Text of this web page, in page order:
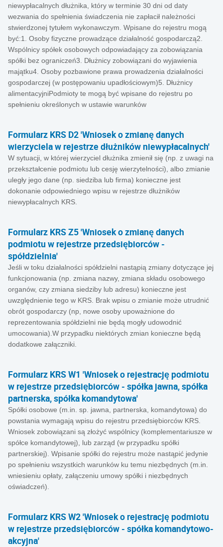
niewypłacalnych dłużnika, który w terminie 30 dni od daty
wezwania do spełnienia świadczenia nie zapłacił należności
stwierdzonej tytułem wykonawczym. Wpisane do rejestru mogą
być:1. Osoby fizyczne prowadzące działalność gospodarczą2.
Wspólnicy spółek osobowych odpowiadający za zobowiązania
spółki bez ograniczeń3. Dłużnicy zobowiązani do wyjawienia
majątku4. Osoby pozbawione prawa prowadzenia działalności
gospodarczej (w postępowaniu upadłościowym)5. Dłużnicy
alimentacyjniPodmioty te mogą być wpisane do rejestru po
spełnieniu określonych w ustawie warunków
Formularz KRS D2 'Wniosek o zmianę danych
wierzyciela w rejestrze dłużników niewypłacalnych'
W sytuacji, w której wierzyciel dłużnika zmienił się (np. z uwagi na
przekształcenie podmiotu lub cesję wierzytelności), albo zmianie
uległy jego dane (np. siedziba lub firma) konieczne jest
dokonanie odpowiedniego wpisu w rejestrze dłużników
niewypłacalnych KRS.
Formularz KRS Z5 'Wniosek o zmianę danych
podmiotu w rejestrze przedsiębiorców -
spółdzielnia'
Jeśli w toku działalności spółdzielni nastąpią zmiany dotyczące jej
funkcjonowania (np. zmiana nazwy, zmiana składu osobowego
organów, czy zmiana siedziby lub adresu) konieczne jest
uwzględnienie tego w KRS. Brak wpisu o zmianie może utrudnić
obrót gospodarczy (np, nowe osoby upoważnione do
reprezentowania spółdzielni nie będą mogły udowodnić
umocowania).W przypadku niektórych zmian konieczne będą
dodatkowe załączniki.
Formularz KRS W1 'Wniosek o rejestrację podmiotu
w rejestrze przedsiębiorców - spółka jawna, spółka
partnerska, spółka komandytowa'
Spółki osobowe (m.in. sp. jawna, partnerska, komandytowa) do
powstania wymagają wpisu do rejestru przedsiębiorców KRS.
Wniosek zobowiązani są złożyć wspólnicy (komplementariusze w
spółce komandytowej), lub zarząd (w przypadku spółki
partnerskiej). Wpisanie spółki do rejestru może nastąpić jedynie
po spełnieniu wszystkich warunków ku temu niezbędnych (m.in.
wniesieniu opłaty, załączeniu umowy spółki i niezbędnych
oświadczeń).
Formularz KRS W2 'Wniosek o rejestrację podmiotu
w rejestrze przedsiębiorców - spółka komandytowo-
akcyjna'